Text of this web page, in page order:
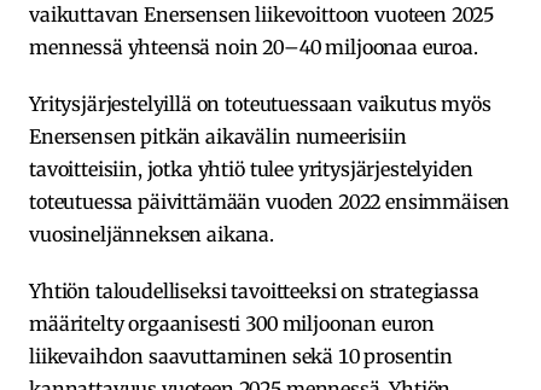
vaikuttavan Enersensen liikevoittoon vuoteen 2025
mennessä yhteensä noin 20–40 miljoonaa euroa.
Yritysjärjestelyillä on toteutuessaan vaikutus myös
Enersensen pitkän aikavälin numeerisiin
tavoitteisiin, jotka yhtiö tulee yritysjärjestelyiden
toteutuessa päivittämään vuoden 2022 ensimmäisen
vuosineljänneksen aikana.
Yhtiön taloudelliseksi tavoitteeksi on strategiassa
määritelty orgaanisesti 300 miljoonan euron
liikevaihdon saavuttaminen sekä 10 prosentin